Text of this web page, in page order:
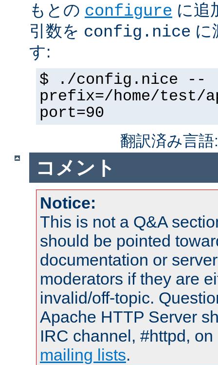
もとの configure に追
引数を config.nice に
す:
$ ./config.nice --
prefix=/home/test/
port=90
翻訳済み言
コメント
Notice:
This is not a Q&A
should be pointed
documentation or
moderators if they are
invalid/off-topic.
Apache HTTP Server
IRC channel, #httpd,
mailing lists.